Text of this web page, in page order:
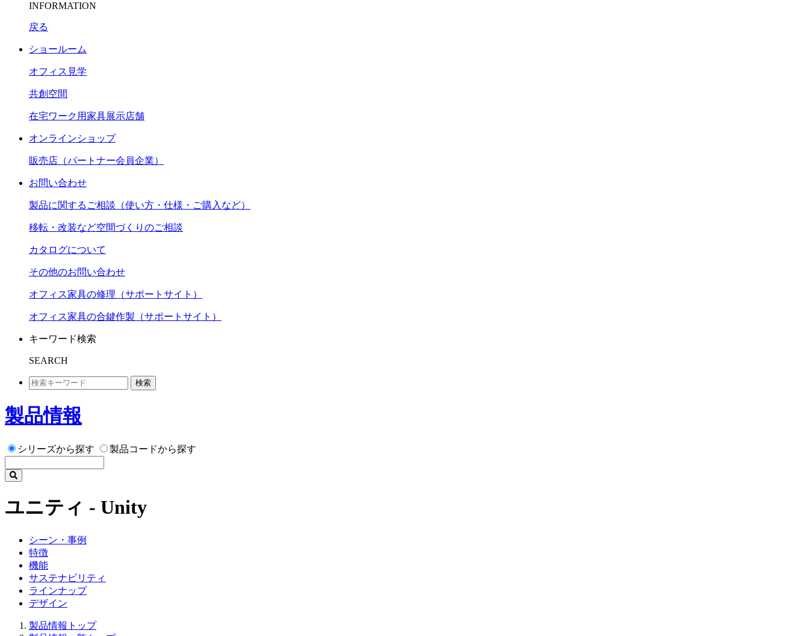
INFORMATION
戻る
ショールーム
オフィス見学
共創空間
在宅ワーク用家具展示店舗
オンラインショップ
販売店（パートナー会員企業）
お問い合わせ
製品に関するご相談（使い方・仕様・ご購入など）
移転・改装など空間づくりのご相談
カタログについて
その他のお問い合わせ
オフィス家具の修理（サポートサイト）
オフィス家具の合鍵作製（サポートサイト）
キーワード検索
SEARCH
検索
製品情報
シリーズから探す 製品コードから探す
ユニティ - Unity
シーン・事例
特徴
機能
サステナビリティ
ラインナップ
デザイン
製品情報トップ